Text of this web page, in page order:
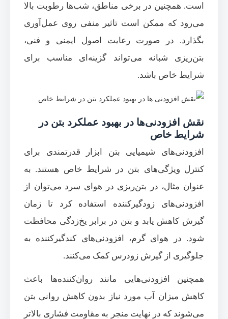
است. همچنین در برخی مناطق، شب‌ها رطوبت بالا
می‌رود که ممکن است تاثیر منفی روی عمل‌آوری
بگذارد. در صورت رعایت اصول ایمنی و فنی،
بتن‌ریزی شبانه می‌تواند گزینه‌ای مناسب برای
شرایط خاص باشد.
نقش افزودنی‌ها در بهبود عملکرد بتن در
شرایط خاص
افزودنی‌های شیمیایی بتن ابزار قدرتمندی برای
کنترل ویژگی‌های بتن در شرایط خاص هستند. به
عنوان مثال، در بتن‌ریزی در هوای سرد می‌توان از
افزودنی‌های زودگیرکننده استفاده کرد تا زمان
گیرش کاهش یابد و بتن در برابر یخ‌زدگی محافظت
شود. در هوای گرم، افزودنی‌های کندگیرکننده به
جلوگیری از گیرش زودرس کمک می‌کنند.
همچنین افزودنی‌هایی مانند روان‌کننده‌ها باعث
کاهش میزان آب مورد نیاز بدون کاهش روانی بتن
می‌شوند که در نهایت منجر به مقاومت فشاری بالاتر